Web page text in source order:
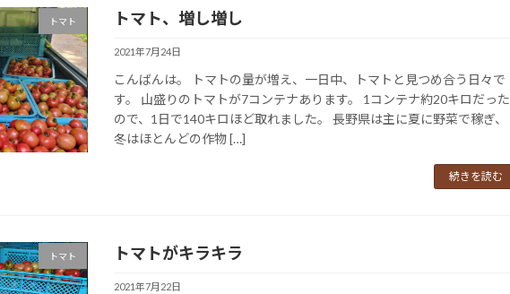
トマト トマト、増し増し
2021年7月24日
こんばんは。 トマトの量が増え、一日中、トマトと見つめ合う日々で
す。 山盛りのトマトが7コンテナあります。 1コンテナ約20キロだった
ので、1日で140キロほど取れました。 長野県は主に夏に野菜で稼ぎ、
冬はほとんどの作物 […]
続きを読む
トマト トマトがキラキラ
2021年7月22日